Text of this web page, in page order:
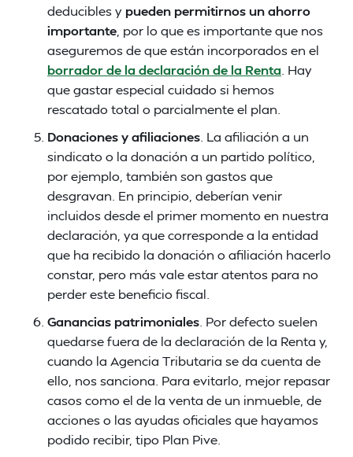
deducibles y pueden permitirnos un ahorro
importante , por lo que es importante que nos
aseguremos de que están incorporados en el
borrador de la declaración de la Renta . Hay
que gastar especial cuidado si hemos
rescatado total o parcialmente el plan.
Donaciones y afiliaciones . La afiliación a un
sindicato o la donación a un partido político,
por ejemplo, también son gastos que
desgravan. En principio, deberían venir
incluidos desde el primer momento en nuestra
declaración, ya que corresponde a la entidad
que ha recibido la donación o afiliación hacerlo
constar, pero más vale estar atentos para no
perder este beneficio fiscal.
Ganancias patrimoniales . Por defecto suelen
quedarse fuera de la declaración de la Renta y,
cuando la Agencia Tributaria se da cuenta de
ello, nos sanciona. Para evitarlo, mejor repasar
casos como el de la venta de un inmueble, de
acciones o las ayudas oficiales que hayamos
podido recibir, tipo Plan Pive.